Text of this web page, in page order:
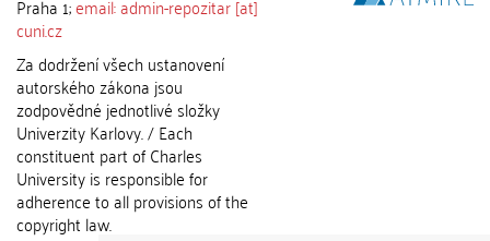
Praha 1;email: admin-repozitar [at]
cuni.cz
Za dodržení všech ustanovení
autorského zákona jsou
zodpovědné jednotlivé složky
Univerzity Karlovy. / Each
constituent part of Charles
University is responsible for
adherence to all provisions of the
copyright law.